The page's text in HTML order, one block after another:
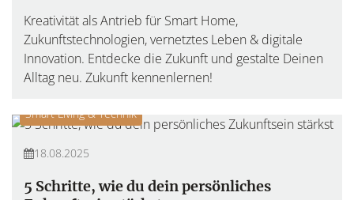
Kreativität als Antrieb für Smart Home,
Zukunftstechnologien, vernetztes Leben & digitale
Innovation. Entdecke die Zukunft und gestalte Deinen
Alltag neu. Zukunft kennenlernen!
Smart Living & Technik
18.08.2025
5 Schritte, wie du dein persönliches